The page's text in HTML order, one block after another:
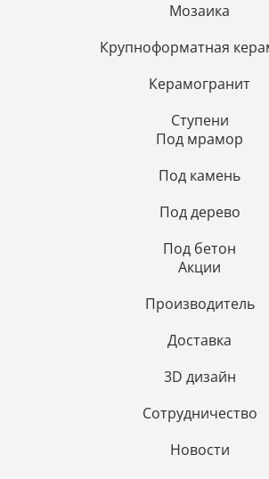
Мозаика
Крупноформатная
Керамогранит
Ступени
Под мрамор
Под камень
Под дерево
Под бетон
Акции
Производитель
Доставка
3D дизайн
Сотрудничество
Новости